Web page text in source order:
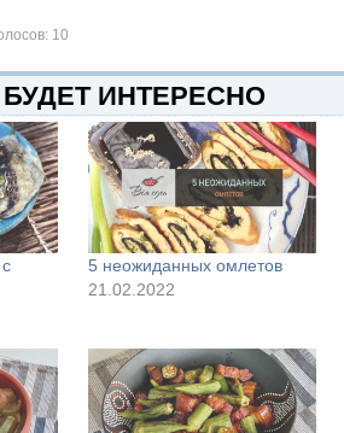
10
ИНТЕРЕСНО
5 неожиданных омлетов
21.02.2022